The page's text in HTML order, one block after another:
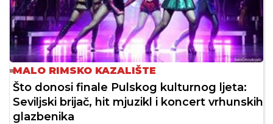
MALO RIMSKO KAZALIŠTE
Što donosi finale Pulskog kulturnog ljeta:
Seviljski brijač, hit mjuzikl i koncert vrhunskih
glazbenika